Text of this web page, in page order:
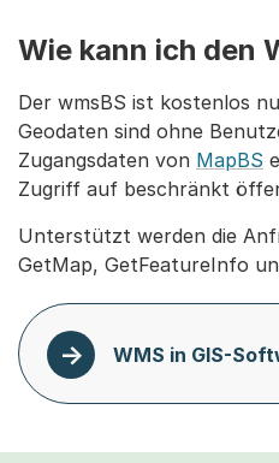
Wie kann ich den
Der wmsBS ist kostenlos
Geodaten sind ohne
Zugangsdaten von MapBS
Zugriff auf beschränkt
Unterstützt werden die
GetMap, GetFeatureInfo
WMS in GIS-